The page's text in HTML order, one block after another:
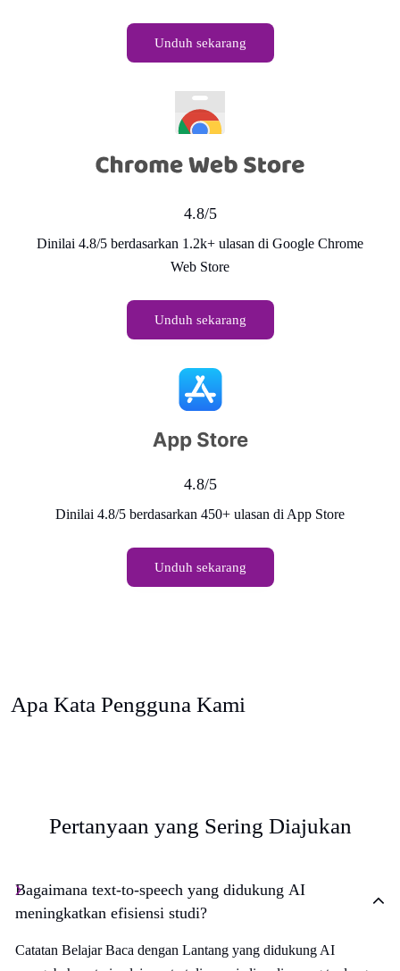
Unduh sekarang
4.8/5
Dinilai 4.8/5 berdasarkan 1.2k+ ulasan di Google Chrome
Web Store
Unduh sekarang
4.8/5
Dinilai 4.8/5 berdasarkan 450+ ulasan di App Store
Unduh sekarang
Apa Kata Pengguna Kami
Pertanyaan yang Sering Diajukan
Bagaimana text-to-speech yang didukung AI
meningkatkan efisiensi studi?
Catatan Belajar Baca dengan Lantang yang didukung AI